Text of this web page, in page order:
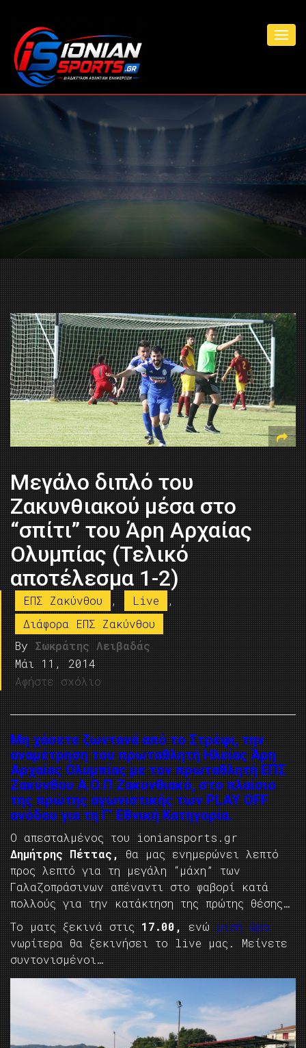
Μεγάλο διπλό του
Ζακυνθιακού μέσα στο
“σπίτι” του Άρη Αρχαίας
Ολυμπίας (Τελικό
αποτέλεσμα 1-2)
ΕΠΣ Ζακύνθου , Live
,
Διάφορα ΕΠΣ Ζακύνθου
By Σωκράτης Λειβαδάς
Μάι 11, 2014
Αφήστε σχόλιο
Μη χάσετε ζωντανά από το Στρέφι, την
αναμέτρηση του πρωταθλητή Ηλείας Άρη
Αρχαίας Ολυμπίας με τον πρωταθλητή ΕΠΣ
Ζακύνθου Α.Ο.Π Ζακυνθιακό, στο πλαίσιο
της πρώτης αγωνιστικής των PLAY OFF
ανόδου για τη Γ’ Εθνική Κατηγορία.
Ο απεσταλμένος του ioniansports.gr
Δημήτρης Πέττας,
θα μας ενημερώνει λεπτό
προς λεπτό για τη μεγάλη “μάχη” των
Γαλαζοπράσινων απέναντι στο φαβορί κατά
πολλούς για την κατάκτηση της πρώτης θέσης…
Το ματς ξεκινά στις 17.00, ενώ μισή ώρα
νωρίτερα θα ξεκινήσει το live μας. Μείνετε
συντονισμένοι…